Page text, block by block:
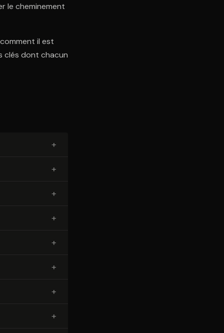
le cheminement
il est
clés dont chacun
+
+
+
+
+
+
+
+